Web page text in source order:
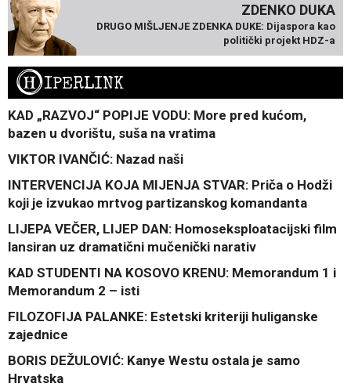
ZDENKO DUKA
DRUGO MIŠLJENJE ZDENKA DUKE: Dijaspora kao
politički projekt HDZ-a
HIPERLINK
KAD „RAZVOJ“ POPIJE VODU: More pred kućom,
bazen u dvorištu, suša na vratima
VIKTOR IVANČIĆ: Nazad naši
INTERVENCIJA KOJA MIJENJA STVAR: Priča o Hodži
koji je izvukao mrtvog partizanskog komandanta
LIJEPA VEČER, LIJEP DAN: Homoseksploatacijski film
lansiran uz dramatični mučenički narativ
KAD STUDENTI NA KOSOVO KRENU: Memorandum 1 i
Memorandum 2 – isti
FILOZOFIJA PALANKE: Estetski kriteriji huliganske
zajednice
BORIS DEŽULOVIĆ: Kanye Westu ostala je samo
Hrvatska